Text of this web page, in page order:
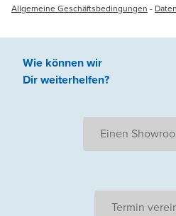
Allgemeine Geschäftsbedingungen -
Wie können wir
Dir weiterhelfen?
Einen
Termin